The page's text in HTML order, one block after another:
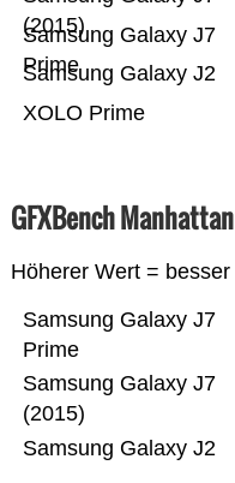
XOLO Prime
Samsung Galaxy J2
Samsung Galaxy J7
Prime
(2015)
GFXBench
Höherer Wert = besser
Samsung Galaxy J2
Samsung Galaxy J7
(2015)
Samsung Galaxy J7
Prime